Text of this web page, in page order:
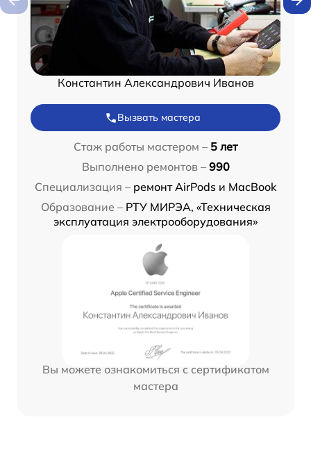
Константин Александрович Иванов
Вызвать мастера
Стаж работы мастером – 5 лет
Выполнено ремонтов – 990
Специализация – ремонт AirPods и MacBook
Образование – РТУ МИРЭА, «Техническая
эксплуатация электрооборудования»
Вы можете ознакомиться с сертификатом
мастера